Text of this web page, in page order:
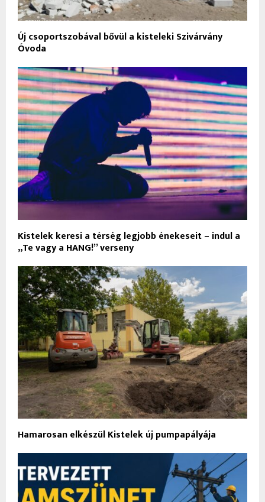
Új csoportszobával bővül a kisteleki Szivárvány
Óvoda
Kistelek keresi a térség legjobb énekeseit – indul a
„Te vagy a HANG!” verseny
Hamarosan elkészül Kistelek új pumpapályája